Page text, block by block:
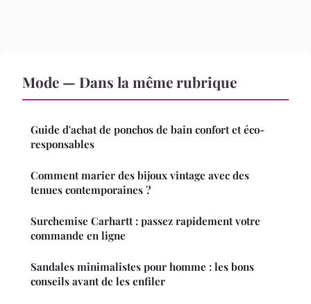
Mode — Dans la même rubrique
Guide d'achat de ponchos de bain confort et éco-
responsables
Comment marier des bijoux vintage avec des
tenues contemporaines ?
Surchemise Carhartt : passez rapidement votre
commande en ligne
Sandales minimalistes pour homme : les bons
conseils avant de les enfiler